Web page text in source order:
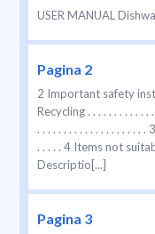
USER MANUAL
Pagina 2
2 Important safety
Recycling . . . . . . . . . . .
. . . . . . . . . . . . . . . . . . . .
. . . . . 4 Items not
Descriptio[...]
Pagina 3